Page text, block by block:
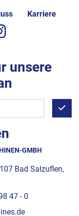
Karriere
GMBH
Bad Salzuflen,
47 - 0
instagram
unsere